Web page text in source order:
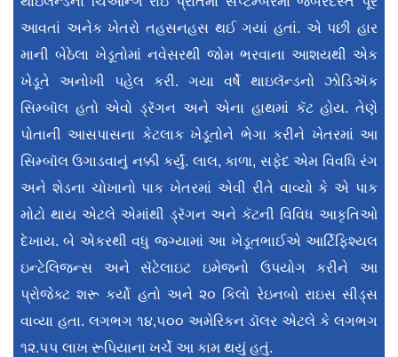
આવતાં અનેક ખેતરો તહસનહસ થઈ ગયાં હતાં. એ પછી હાર
માની બેઠેલા ખેડૂતોમાં નવેસરથી જોમ ભરવાના આશયથી એક
ખેડૂતે અનોખી પહેલ કરી. ગયા વર્ષે થાઇલૅન્ડનો ઝોડિઍક
સિમ્બૉલ હતો એવો ડ્રૅગન અને એના હાથમાં કૅટ હોય. તેણે
પોતાની આસપાસના કેટલાક ખેડૂતોને ભેગા કરીને ખેતરમાં આ
સિમ્બૉલ ઉગાડવાનું નક્કી કર્યું. લાલ, કાળા, સફેદ એમ વિવધિ રંગ
અને શેડના ચોખાનો પાક ખેતરમાં એવી રીતે વાવ્યો કે એ પાક
મોટો થાય એટલે એમાંથી ડ્રૅગન અને કૅટની વિવિધ આકૃતિઓ
દેખાય. બે એકરથી વધુ જગ્યામાં આ ખેડૂતભાઈએ આર્ટિફિશ્યલ
ઇન્ટેલિજન્સ અને સૅટેલાઇટ ઇમેજનો ઉપયોગ કરીને આ
પ્રોજેક્ટ શરૂ કર્યો હતો અને ૨૦ કિલો રેઇનબો રાઇસ સીડ્સ
વાવ્યા હતા. લગભગ ૧૪,૫૦૦ અમેરિકન ડૉલર એટલે કે લગભગ
૧૨.૫૫ લાખ રૂપિયાના ખર્ચે આ કામ થયું હતું.